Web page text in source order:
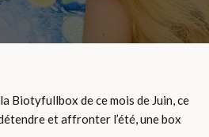
Biotyfullbox de ce mois de Juin, ce
et affronter l’été, une box